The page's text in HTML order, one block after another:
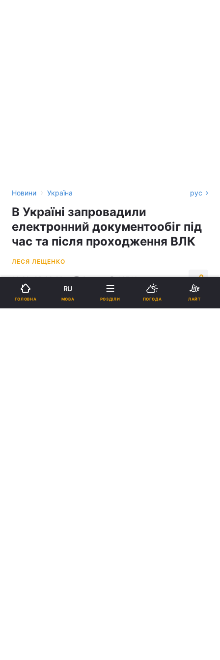
Новини › Україна рус
В Україні запровадили
електронний документообіг під
час та після проходження ВЛК
ЛЕСЯ ЛЕЩЕНКО
19:29, 25.08.23 3 хв. 10746
Підпишіться на нас в Google
ГОЛОВНА
RU
МОВА РОЗДІЛИ ПОГОДА ЛАЙТ